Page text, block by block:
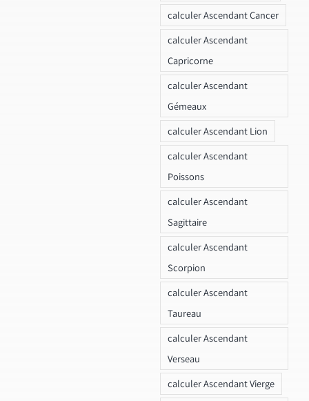
calculer Ascendant Cancer
calculer Ascendant
Capricorne
calculer Ascendant
Gémeaux
calculer Ascendant Lion
calculer Ascendant
Poissons
calculer Ascendant
Sagittaire
calculer Ascendant
Scorpion
calculer Ascendant
Taureau
calculer Ascendant
Verseau
calculer Ascendant Vierge